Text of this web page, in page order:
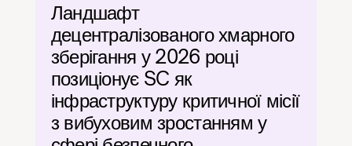
Ландшафт
децентралізованого хмарного
зберігання у 2026 році
позиціонує SC як
інфраструктуру критичної місії
з вибуховим зростанням у